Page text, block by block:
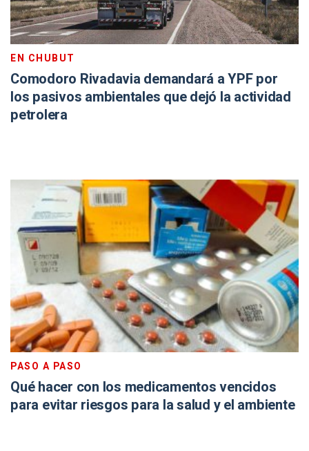
EN CHUBUT
Comodoro Rivadavia demandará a YPF por
los pasivos ambientales que dejó la actividad
petrolera
PASO A PASO
Qué hacer con los medicamentos vencidos
para evitar riesgos para la salud y el ambiente